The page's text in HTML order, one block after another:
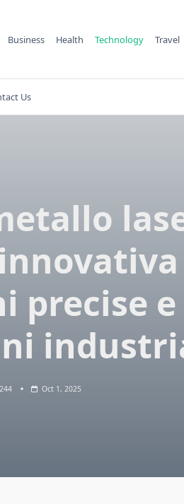
Business Health Technology Travel
Us
precise e
Oct 1, 2025